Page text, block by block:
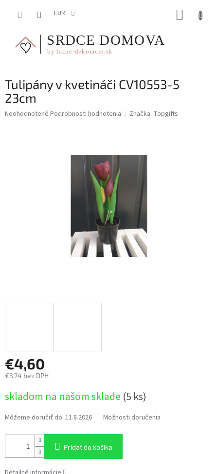
EUR
Tulipány v kvetináči CV10553-5
23cm
Priemerné
Neohodnotené Podrobnosti hodnotenia Značka: Topgifts
€4,60
€3,74 bez DPH
cena:
skladom na našom sklade (5 ks)
Môžeme doručiť do: 11.8.2026 Možnosti doručenia
Pridať do košíka